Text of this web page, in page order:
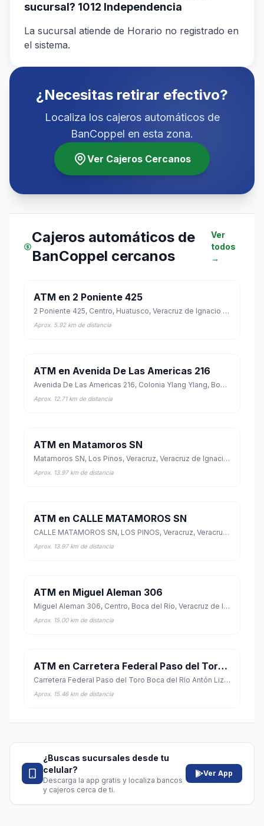
sucursal? 1012 Independencia
La sucursal atiende de Horario no registrado en
el sistema.
¿Necesitas retirar efectivo?
Localiza los cajeros automáticos de
BanCoppel en esta zona.
Ver Cajeros Cercanos
Cajeros automáticos de
BanCoppel cercanos
Ver
todos
→
ATM en 2 Poniente 425
2 Poniente 425, Centro, Huatusco, Veracruz de Ignacio de la Llave
Aprox. 5.92 km de distancia
ATM en Avenida De Las Americas 216
Avenida De Las Americas 216, Colonia Ylang Ylang, Boca del Río, Veracruz de Ignacio de la Llave
Aprox. 12.71 km de distancia
ATM en Matamoros SN
Matamoros SN, Los Pinos, Veracruz, Veracruz de Ignacio de la Llave
Aprox. 13.97 km de distancia
ATM en CALLE MATAMOROS SN
CALLE MATAMOROS SN, LOS PINOS, Veracruz, Veracruz de Ignacio de la Llave
Aprox. 13.97 km de distancia
ATM en Miguel Aleman 306
Miguel Aleman 306, Centro, Boca del Río, Veracruz de Ignacio de la Llave
Aprox. 15.00 km de distancia
ATM en Carretera Federal Paso del Toro Boca del Río Antón Lizardo 4405
Carretera Federal Paso del Toro Boca del Río Antón Lizardo 4405, San Jose Novillero, Boca del Río, Veracruz de Ignacio de la Llave
Aprox. 15.46 km de distancia
¿Buscas sucursales desde tu
celular?
Descarga la app gratis y localiza bancos
y cajeros cerca de ti.
Ver App